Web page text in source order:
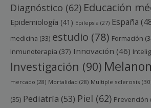
Diagnóstico (62) Educación
Epidemiología (41) Epilepsia (27) España
medicina (33) estudio (78) Formación
Inmunoterapia (37) Innovación (46)
Investigación (90)
mercado (28) Mortalidad (28) Multiple sclerosis
(35) Pediatría (53) Piel (62) Prevención